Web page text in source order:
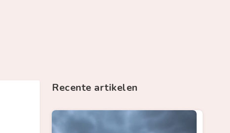
Recente artikelen